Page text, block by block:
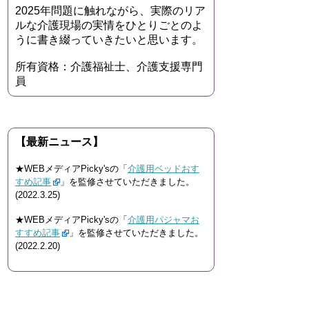
2025年問題に触れながら、実際のリア
ルな介護現場の実情をひとりごとのよ
うに書き綴っていきたいと思います。
所有資格：介護福祉士、介護支援専門
員
【最新ニュース】
★WEBメディアPicky'sの「 介護用ベッドおす
すめ記事
」を監修させていただきました。
(2022.3.25)
★WEBメディアPicky'sの「 介護用パジャマお
すすめ記事
」を監修させていただきました。
(2022.2.20)